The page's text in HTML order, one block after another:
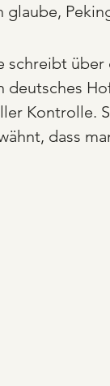
glaube,
schreibt
deutsches
Kontrolle.
dass